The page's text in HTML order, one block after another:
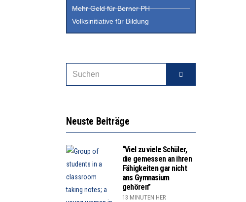
Mehr Geld für Berner PH
Volksinitiative für Bildung
Neuste Beiträge
“Viel zu viele Schüler,
die gemessen an ihren
Fähigkeiten gar nicht
ans Gymnasium
gehören”
13 MINUTEN HER